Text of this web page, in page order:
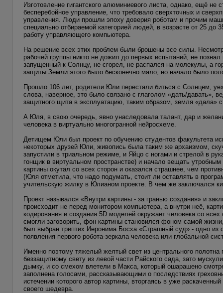
Изготовление гигантского алюминиевого листа, однако, ещё
бесперебойное управление, что требовало сверхточных и
управления. Люди прошли эпоху доверия роботам и прочим
специально отбираемой категорией людей, в возрасте от 25 до
работу управляющего компьютера.
На решение всех этих проблем были брошены все силы.
рабочей группы никто не дожил до первых испытаний, не
запущенный к Солнцу, не сгорел, не распался на молекулы, а
защиты Земли этого было бесконечно мало, но начало было
Прошло 106 лет, родители Юли перестали биться с Солнцем,
слова, наверное, это было связано с глаголом «дать/давать»,
защитного щита в эксплуатацию, таким образом, земля «дала»
А Юля, в свою очередь, явно унаследовала талант, дар и
человека в виртуально многогранной нейросхеме.
Детищем Юли был проект по обучению студентов факультета
некоторых друзей Юли, живопись была таким же архаизмом,
запустили в триальном режиме, и Яйцо с ногами и стрелой в
гонщик в виртуальном пространстве) и начало вещать
картины окутал со всех сторон и оказался страшнее, чем
(Юля отметила, что надо подумать, стоит ли оставлять в
учительскую жилку в Юлианом проекте. В чем же заключался
Проект назывался «Внутри картины - за гранью создания» и
происходит не перед монитором компьютера, а внутри неё,
кодирования и создания 5D моделей окружает человека со
смогли заговорить, фон картины становился фоном самой
был выбран триптих Иеронима Босха «Страшный суд» - одно
появления первого робота-зеркала человека или глобальной
Именно поэтому тяжелый желтый свет из центрального
беззащитному свету из левой части Райского сада, зато
дымку, и со смехом влетели в Макса, который ошарашено
заполнена голосами, рассказывающими о последствиях
истечении которого автор картины, вторгаясь в уже
своего шедевра.